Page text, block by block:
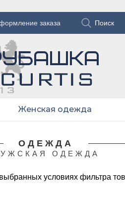
заказа
Женская одежда
ОДЕЖДА
ОДЕЖДА
условиях фильтра